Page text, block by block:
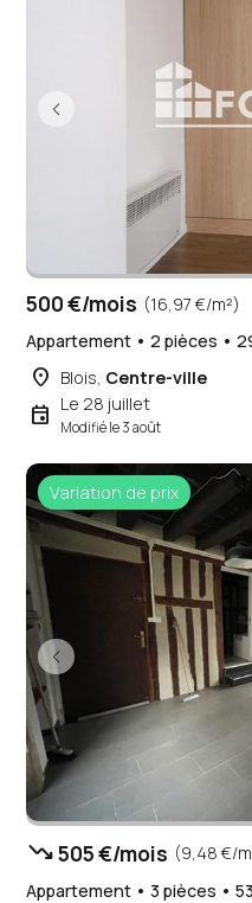
500 €/mois (16,97 €/m²)
Appartement • 2 pièces •
place Blois, Centre-ville
event Le 28 juillet
Modifié le 3 août
Variation de prix
trending_down505 €/mois (9,48 €/
Appartement • 3 pièces •